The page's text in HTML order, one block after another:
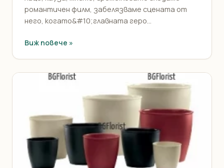
романтичен филм, забелязваме сцената от
него, когато&#10;главната геро...
Виж повече »